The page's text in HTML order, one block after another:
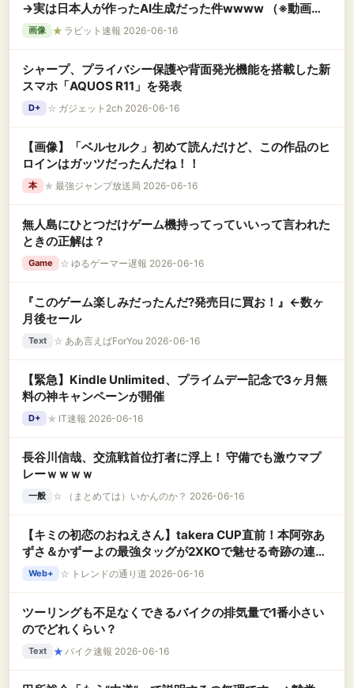
→実は日本人が作ったAI生成だった件wwww （※動画あ
り）
画像 ★ ラビット速報 2026-06-16
シャープ、プライバシー保護や背面発光機能を搭載した新
スマホ「AQUOS R11」を発表
D+ ☆ ガジェット2ch 2026-06-16
【画像】「ベルセルク」初めて読んだけど、この作品のヒ
ロインはガッツだったんだね！！
本 ★ 最強ジャンプ放送局 2026-06-16
無人島にひとつだけゲーム機持ってっていいって言われた
ときの正解は？
Game ☆ ゆるゲーマー遅報 2026-06-16
『このゲーム楽しみだったんだ?発売日に買お！』←数ヶ
月後セール
Text ☆ ああ言えばForYou 2026-06-16
【緊急】Kindle Unlimited、プライムデー記念で3ヶ月無
料の神キャンペーンが開催
D+ ★ IT速報 2026-06-16
長谷川信哉、交流戦首位打者に浮上！ 守備でも激ウマプ
レーｗｗｗｗ
一般 ☆ （まとめては）いかんのか？ 2026-06-16
【キミの初恋のおねえさん】takera CUP直前！本阿弥あ
ずさ＆かずーよの最強タッグが2XKOで魅せる奇跡の連携
プレイ！
Web+ ☆ トレンドの通り道 2026-06-16
ツーリングも不足なくできるバイクの排気量で1番小さい
のでどれくらい？
Text ★ バイク速報 2026-06-16